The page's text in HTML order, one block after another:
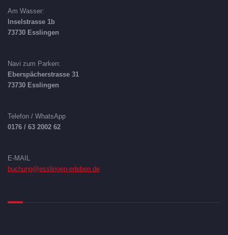
Am Wasser:
Inselstrasse 1b
73730 Esslingen
Navi zum Parken:
Eberspächerstrasse 31
73730 Esslingen
Telefon / WhatsApp
0176 / 63 2002 62
E-MAIL
buchung@esslingen-erleben.de